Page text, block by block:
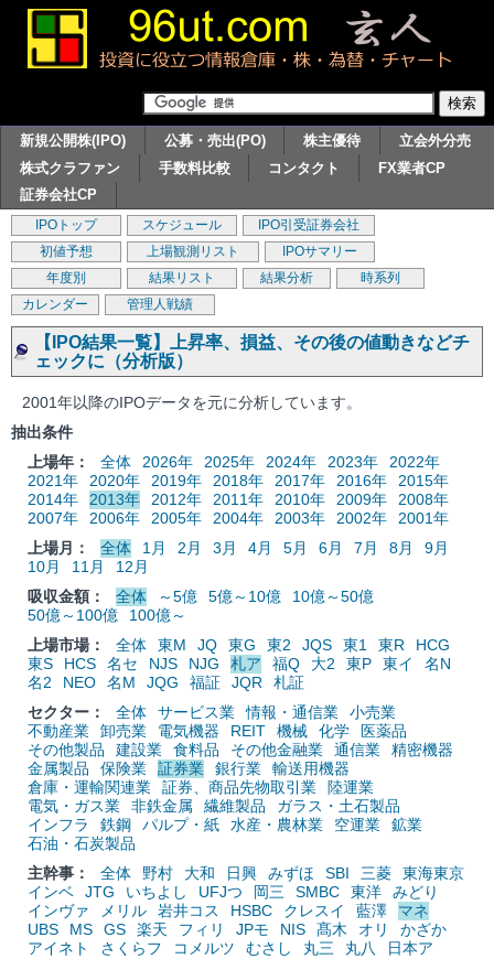
新規公開株(IPO) 公募・売出(PO) 株主優待
立会外分売
株式クラファン
手数料比較 コンタクト
FX業者CP
証券会社CP
IPOトップ スケジュール
IPO引受証券会社
初値予想
上場観測リスト
IPOサマリー
年度別
結果リスト 結果分析
時系列
カレンダー
管理人戦績
【IPO結果一覧】上昇率、損益、その後の値動きなどチ
ェックに（分析版）
2001年以降のIPOデータを元に分析しています。
抽出条件
上場年：
全体 2026年 2025年 2024年 2023年
2022年
2021年
2020年 2019年 2018年 2017年 2016年
2015年
2014年
2013年 2012年 2011年 2010年 2009年
2008年
2007年
2006年 2005年 2004年 2003年 2002年
2001年
上場月：
全体 1月 2月 3月 4月 5月 6月 7月 8月
9月
10月
11月
12月
吸収金額：
全体 ～5億 5億～10億
10億～50億
50億～100億
100億～
上場市場：
全体 東M JQ 東G 東2 JQS 東1 東R
HCG
東S
HCS 名セ NJS NJG 札ア 福Q 大2 東P 東イ
名N
名2
NEO 名M JQG 福証 JQR
札証
セクター：
全体 サービス業 情報・通信業
小売業
不動産業
卸売業 電気機器 REIT 機械 化学
医薬品
その他製品
建設業 食料品 その他金融業 通信業
精密機器
金属製品
保険業 証券業 銀行業
輸送用機器
倉庫・運輸関連業
証券、商品先物取引業
陸運業
電気・ガス業
非鉄金属 繊維製品
ガラス・土石製品
インフラ
鉄鋼 パルプ・紙 水産・農林業 空運業
鉱業
石油・石炭製品
主幹事：
全体 野村 大和 日興 みずほ SBI 三菱
東海東京
インベ
JTG いちよし UFJつ 岡三 SMBC 東洋
みどり
インヴァ
メリル 岩井コス HSBC クレスイ 藍澤
マネ
UBS
MS GS 楽天 フィリ JPモ NIS 髙木 オリ
かざか
アイネト
さくらフ コメルツ むさし 丸三 丸八
日本ア